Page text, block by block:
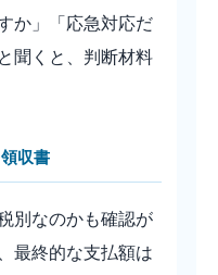
か」「応急対応だ
聞くと、判断材料
収書
別なのかも確認が
最終的な支払額は